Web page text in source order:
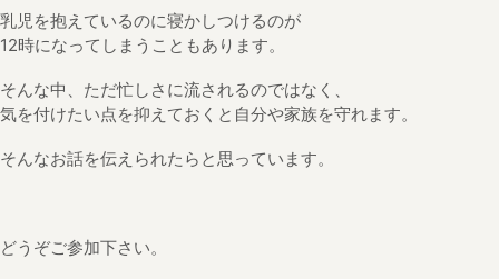
乳児を抱えているのに寝かしつけるのが
12時になってしまうこともあります。
そんな中、ただ忙しさに流されるのではなく、
気を付けたい点を抑えておくと自分や家族を守れます。
そんなお話を伝えられたらと思っています。
どうぞご参加下さい。